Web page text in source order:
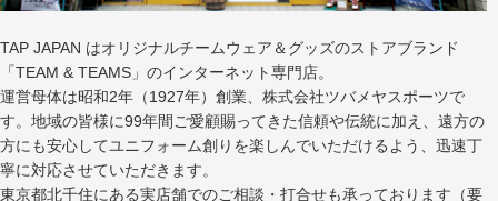
TAP JAPAN はオリジナルチームウェア＆グッズのストアブランド
「TEAM & TEAMS」のインターネット専門店。
運営母体は昭和2年（1927年）創業、株式会社ツバメヤスポーツで
す。地域の皆様に99年間ご愛顧賜ってきた信頼や伝統に加え、遠方の
方にも安心してユニフォーム創りを楽しんでいただけるよう、迅速丁
寧に対応させていただきます。
東京都北千住にある実店舗でのご相談・打合せも承っております（要